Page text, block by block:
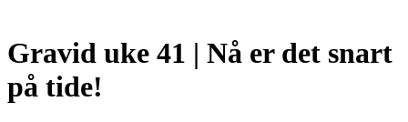
Gravid uke 41 | Nå er det snart
på tide!